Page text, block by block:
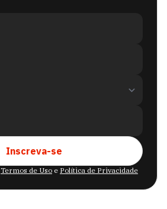
Inscreva-se
Termos de Uso e Política de Privacidade